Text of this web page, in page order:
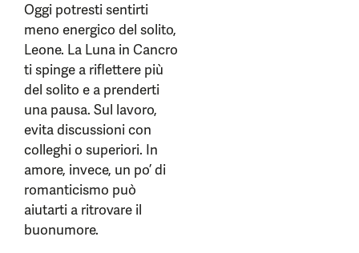
Oggi potresti sentirti
meno energico del solito,
Leone. La Luna in Cancro
ti spinge a riflettere più
del solito e a prenderti
una pausa. Sul lavoro,
evita discussioni con
colleghi o superiori. In
amore, invece, un po’ di
romanticismo può
aiutarti a ritrovare il
buonumore.